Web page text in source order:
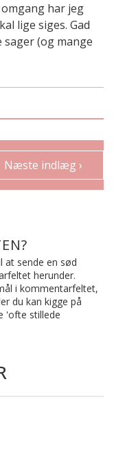
har jeg
lige siges. Gad
sager (og mange
Næste indlæg ›
at sende en sød
herunder.
i kommentarfeltet,
du kan kigge på
'ofte stillede